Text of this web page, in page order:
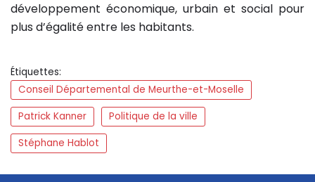
développement économique, urbain et social pour
plus d’égalité entre les habitants.
Étiquettes:
Conseil Départemental de Meurthe-et-Moselle
Patrick Kanner
Politique de la ville
Stéphane Hablot